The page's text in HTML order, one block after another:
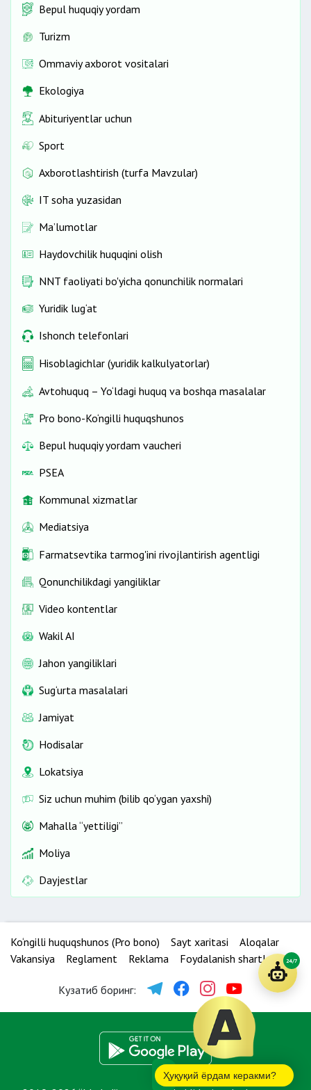
Bepul huquqiy yordam
Turizm
Ommaviy axborot vositalari
Ekologiya
Abituriyentlar uchun
Sport
Axborotlashtirish (turfa Mavzular)
IT soha yuzasidan
Ma’lumotlar
Haydovchilik huquqini olish
NNT faoliyati bo'yicha qonunchilik normalari
Yuridik lug‘at
Ishonch telefonlari
Hisoblagichlar (yuridik kalkulyatorlar)
Avtohuquq – Yo‘ldagi huquq va boshqa masalalar
Pro bono-Ko‘ngilli huquqshunos
Bepul huquqiy yordam vaucheri
PSEA
Kommunal xizmatlar
Mediatsiya
Farmatsevtika tarmog'ini rivojlantirish agentligi
Qonunchilikdagi yangiliklar
Video kontentlar
Wakil AI
Jahon yangiliklari
Sug‘urta masalalari
Jamiyat
Hodisalar
Lokatsiya
Siz uchun muhim (bilib qo‘ygan yaxshi)
Mahalla “yettiligi”
Moliya
Dayjestlar
Ko‘ngilli huquqshunos (Pro bono) Sayt xaritasi
Aloqalar
Vakansiya
Reglament Reklama Foydalanish shartlari
Кузатиб боринг:
Ҳуқуқий ёрдам керакми?
24/7